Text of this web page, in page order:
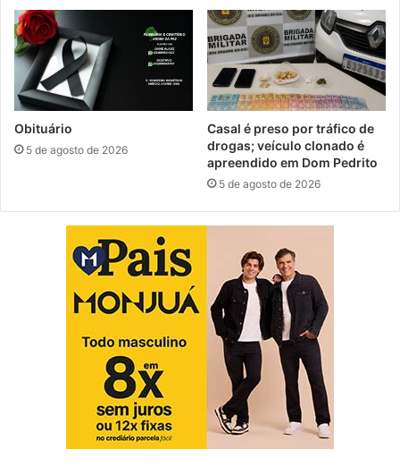
Obituário
5 de agosto de 2026
Casal é preso por tráfico de
drogas; veículo clonado é
apreendido em Dom Pedrito
5 de agosto de 2026